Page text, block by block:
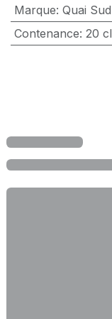
Marque: Quai Sud
Contenance: 20 cl